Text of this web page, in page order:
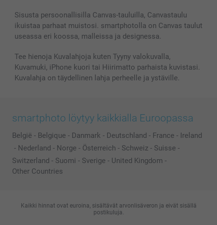
Sisusta persoonallisilla Canvas-tauluilla, Canvastaulu
ikuistaa parhaat muistosi. smartphotolla on Canvas taulut
useassa eri koossa, malleissa ja designessa.
Tee hienoja Kuvalahjoja kuten Tyyny valokuvalla,
Kuvamuki, iPhone kuori tai Hiirimatto parhaista kuvistasi.
Kuvalahja on täydellinen lahja perheelle ja ystäville.
smartphoto löytyy kaikkialla Euroopassa
België - Belgique - Danmark - Deutschland - France - Ireland
- Nederland - Norge - Österreich - Schweiz - Suisse -
Switzerland - Suomi - Sverige - United Kingdom -
Other Countries
Kaikki hinnat ovat euroina, sisältävät arvonlisäveron ja eivät sisällä
postikuluja.